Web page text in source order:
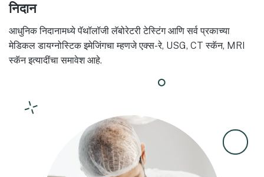
निदान
आधुनिक निदानामध्ये पॅथॉलॉजी लॅबोरेटरी टेस्टिंग आणि सर्व प्रकाच्या
मेडिकल डायग्नोस्टिक इमेजिंगचा म्हणजे एक्स-रे, USG, CT स्कॅन, MRI
स्कॅन इत्यादींचा समावेश आहे.